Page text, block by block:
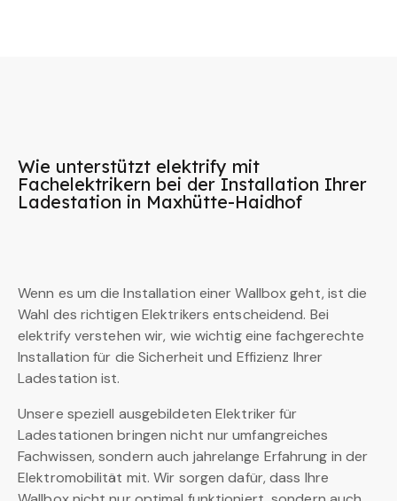
Wie unterstützt elektrify mit
Fachelektrikern bei der Installation Ihrer
Ladestation in Maxhütte-Haidhof
Wenn es um die Installation einer Wallbox geht, ist die
Wahl des richtigen Elektrikers entscheidend. Bei
elektrify verstehen wir, wie wichtig eine fachgerechte
Installation für die Sicherheit und Effizienz Ihrer
Ladestation ist.
Unsere speziell ausgebildeten Elektriker für
Ladestationen bringen nicht nur umfangreiches
Fachwissen, sondern auch jahrelange Erfahrung in der
Elektromobilität mit. Wir sorgen dafür, dass Ihre